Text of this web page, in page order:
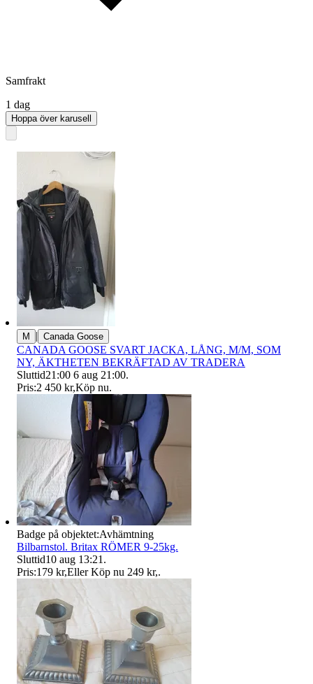
Samfrakt
1 dag
Hoppa över karusell
M | Canada Goose
CANADA GOOSE SVART JACKA, LÅNG, M/M, SOM
NY, ÄKTHETEN BEKRÄFTAD AV TRADERA
Sluttid21:00 6 aug 21:00.
Pris:2 450 kr,Köp nu.
Badge på objektet:Avhämtning
Bilbarnstol. Britax RÖMER 9-25kg.
Sluttid10 aug 13:21 .
Pris:179 kr,Eller Köp nu 249 kr,.